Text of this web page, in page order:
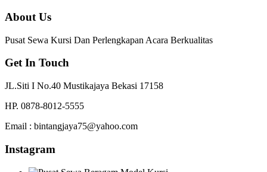
About Us
Pusat Sewa Kursi Dan Perlengkapan Acara Berkualitas
Get In Touch
JL.Siti I No.40 Mustikajaya Bekasi 17158
HP. 0878-8012-5555
Email : bintangjaya75@yahoo.com
Instagram